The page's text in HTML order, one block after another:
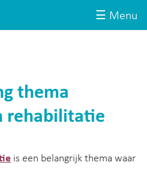
☰ Menu
thema
rehabilitatie
is een belangrijk thema waar